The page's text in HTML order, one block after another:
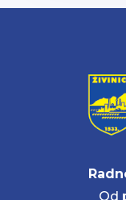
Od